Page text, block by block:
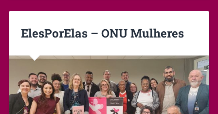
ElesPorElas – ONU Mulheres